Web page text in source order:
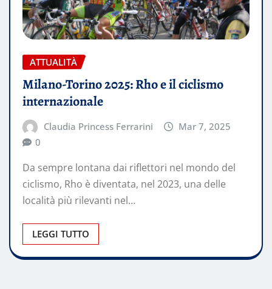
ATTUALITÀ
Milano-Torino 2025: Rho e il ciclismo
internazionale
Claudia Princess Ferrarini
Mar 7, 2025
0
Da sempre lontana dai riflettori nel mondo del
ciclismo, Rho è diventata, nel 2023, una delle
località più rilevanti nel…
LEGGI TUTTO